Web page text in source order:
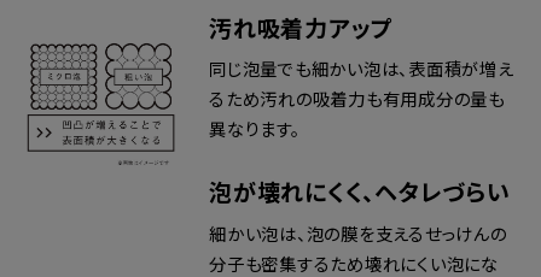
汚れ吸着力アップ
同じ泡量でも細かい泡は、表面積が増え
るため汚れの吸着力も有用成分の量も
異なります。
泡が壊れにくく、ヘタレづらい
細かい泡は、泡の膜を支えるせっけんの
分子も密集するため壊れにくい泡にな